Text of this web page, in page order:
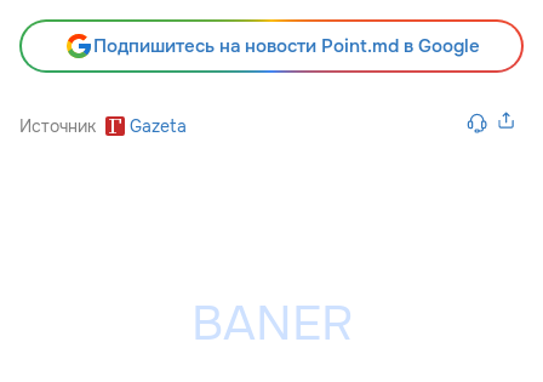
Подпишитесь на новости Point.md в Google
Источник Gazeta